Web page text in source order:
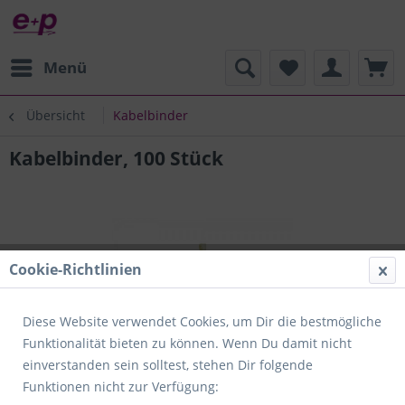
Menü
Übersicht Kabelbinder
Kabelbinder, 100 Stück
Cookie-Richtlinien
Diese Website verwendet Cookies, um Dir die bestmögliche
Funktionalität bieten zu können. Wenn Du damit nicht
einverstanden sein solltest, stehen Dir folgende
Funktionen nicht zur Verfügung: